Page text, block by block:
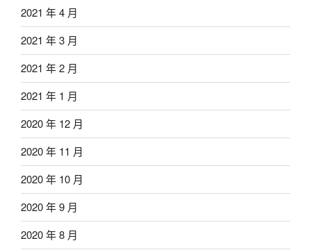
2021 年 4 月
2021 年 3 月
2021 年 2 月
2021 年 1 月
2020 年 12 月
2020 年 11 月
2020 年 10 月
2020 年 9 月
2020 年 8 月